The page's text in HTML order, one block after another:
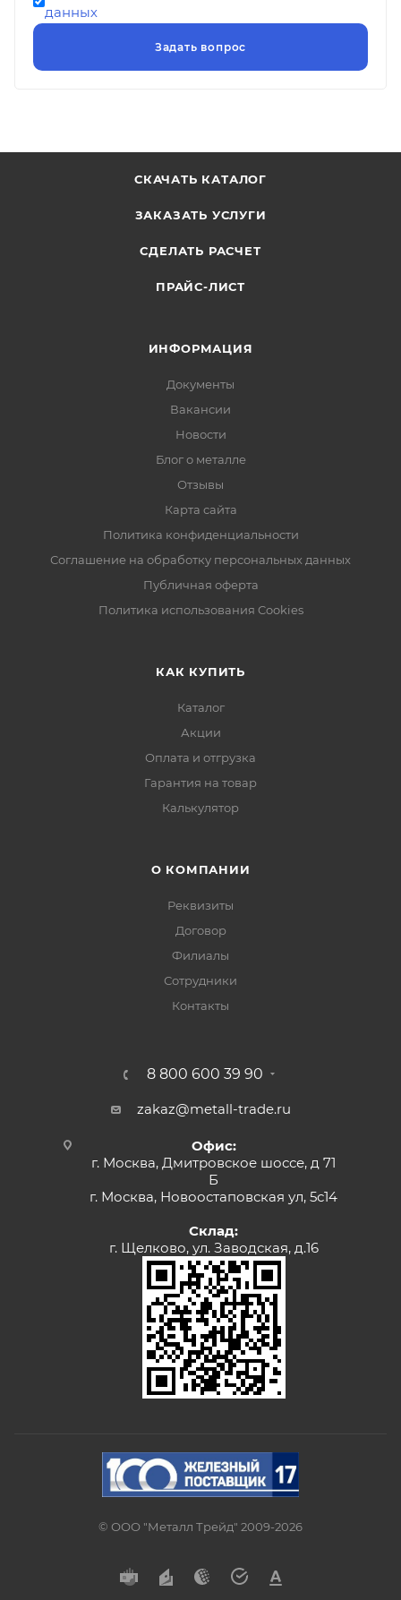
данных
СКАЧАТЬ КАТАЛОГ
ЗАКАЗАТЬ УСЛУГИ
СДЕЛАТЬ РАСЧЕТ
ПРАЙС-ЛИСТ
ИНФОРМАЦИЯ
Документы
Вакансии
Новости
Блог о металле
Отзывы
Карта сайта
Политика конфиденциальности
Соглашение на обработку персональных данных
Публичная оферта
Политика использования Cookies
КАК КУПИТЬ
Каталог
Акции
Оплата и отгрузка
Гарантия на товар
Калькулятор
О КОМПАНИИ
Реквизиты
Договор
Филиалы
Сотрудники
Контакты
8 800 600 39 90
zakaz@metall-trade.ru
Офис:
г. Москва, Дмитровское шоссе, д 71
Б
г. Москва, Новоостаповская ул, 5с14
Склад:
г. Щелково, ул. Заводская, д.16
© ООО "Металл Трейд" 2009-2026